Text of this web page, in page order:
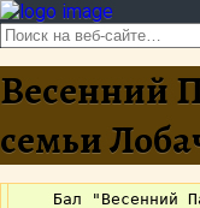
Весенний
семьи